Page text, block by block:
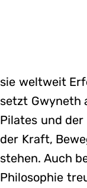
sie weltweit
setzt Gwyneth
Pilates und der
der Kraft,
stehen. Auch
Philosophie